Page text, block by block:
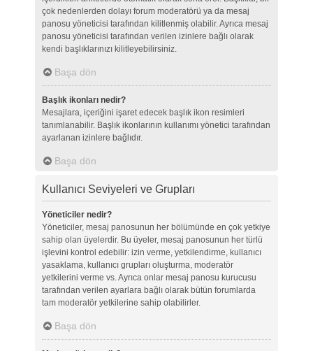
çok nedenlerden dolayı forum moderatörü ya da mesaj
panosu yöneticisi tarafından kilitlenmiş olabilir. Ayrıca mesaj
panosu yöneticisi tarafından verilen izinlere bağlı olarak
kendi başlıklarınızı kilitleyebilirsiniz.
Başa dön
Başlık ikonları nedir?
Mesajlara, içeriğini işaret edecek başlık ikon resimleri
tanımlanabilir. Başlık ikonlarının kullanımı yönetici tarafından
ayarlanan izinlere bağlıdır.
Başa dön
Kullanıcı Seviyeleri ve Grupları
Yöneticiler nedir?
Yöneticiler, mesaj panosunun her bölümünde en çok yetkiye
sahip olan üyelerdir. Bu üyeler, mesaj panosunun her türlü
işlevini kontrol edebilir: izin verme, yetkilendirme, kullanıcı
yasaklama, kullanıcı grupları oluşturma, moderatör
yetkilerini verme vs. Ayrıca onlar mesaj panosu kurucusu
tarafından verilen ayarlara bağlı olarak bütün forumlarda
tam moderatör yetkilerine sahip olabilirler.
Başa dön